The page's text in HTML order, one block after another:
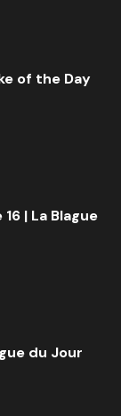
of the Day
16 | La Blague
du Jour